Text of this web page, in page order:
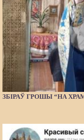
ЗБІРАЎ ГРОШЫ “НА